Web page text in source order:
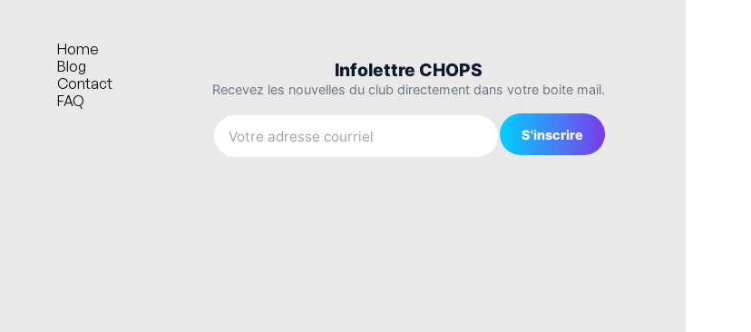
Home
Blog
Contact
FAQ